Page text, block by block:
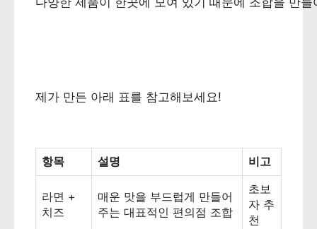
제가 만든 아래 표를 참고해보세요!
항목 설명 비고
라면 +
치즈
매운 맛을 부드럽게 만들어
주는 대표적인 편의점 조합
초보
자 추
천